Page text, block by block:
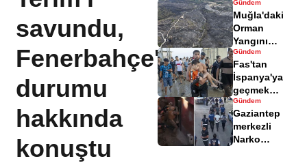
savundu,
Fenerbahçe'nin
durumu
hakkında
konuştu
kişi
yaralandı
Gündem
Muğla'daki
Orman
Yangını
Sonrası
Zarar Gören
Alanlar
Havadisinde
Gündem
Fas'tan
İspanya'ya
geçmek
isteyen
göçmenler
geri döndü
Gündem
Gaziantep
merkezli
Narko